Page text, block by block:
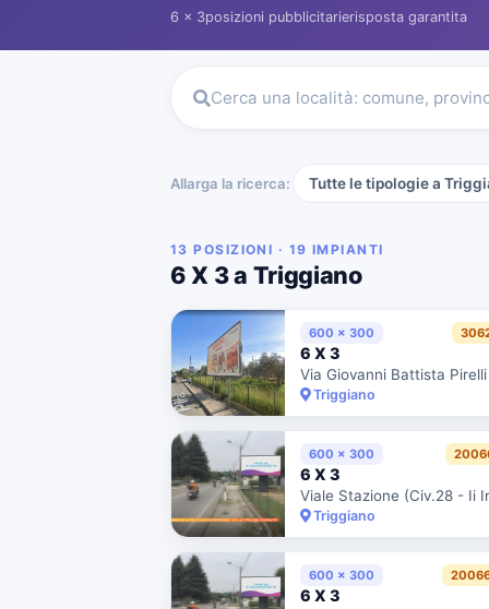
6 x 3posizioni pubblicitarierisposta garantita
Cerca una località: comune,
Allarga la ricerca: Tutte le tipologie a
13 POSIZIONI · 19 IMPIANTI
6 X 3 a Triggiano
600 x 300
6 X 3
Via Giovanni Battista Pirelli
Triggiano
600 x 300
6 X 3
Triggiano
600 x 300
6 X 3